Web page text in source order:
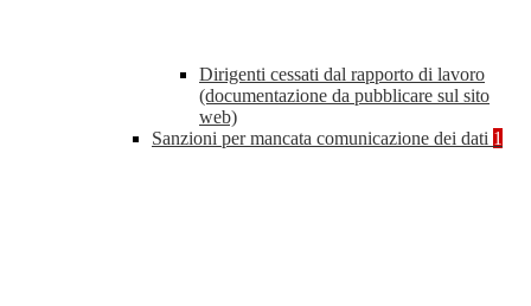
Dirigenti cessati dal rapporto di lavoro
(documentazione da pubblicare sul sito
web)
Sanzioni per mancata comunicazione dei dati 1